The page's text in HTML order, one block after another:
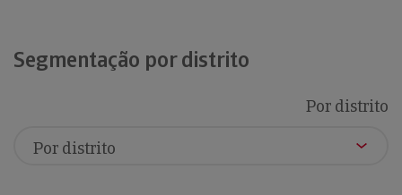
Segmentação por distrito
Por distrito